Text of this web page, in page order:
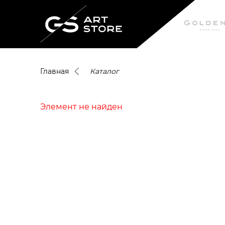
Главная Каталог
Элемент не найден